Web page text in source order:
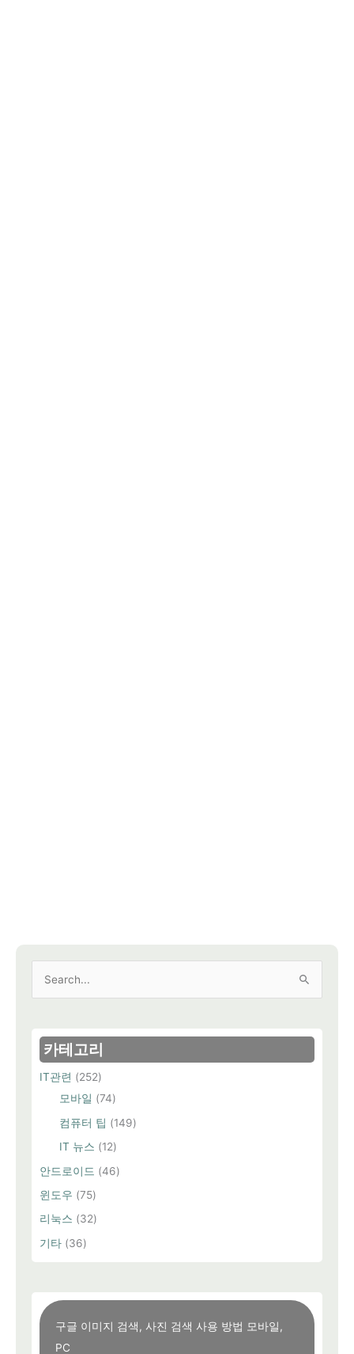
상
카테고리
IT관련 (252)
모바일 (74)
컴퓨터 팁 (149)
IT 뉴스 (12)
안드로이드 (46)
윈도우 (75)
리눅스 (32)
기타 (36)
구글 이미지 검색, 사진 검색 사용 방법 모바일,
PC